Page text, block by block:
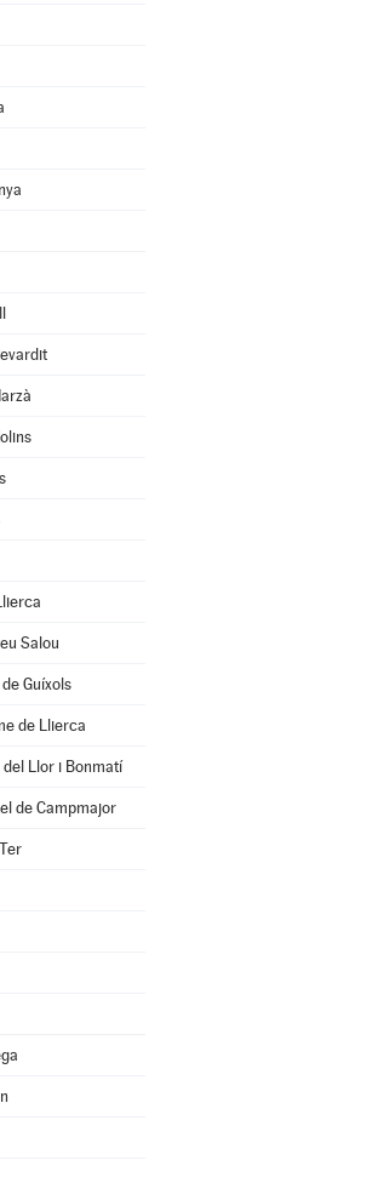
Salou
Guíxols
de Llierca
Llor i Bonmatí
de Campmajor